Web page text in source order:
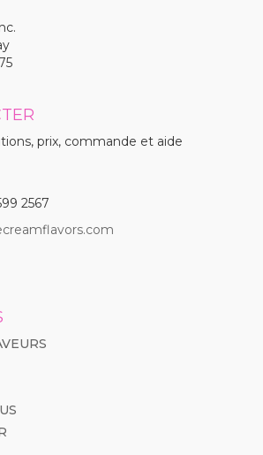
prix, commande et aide
2567